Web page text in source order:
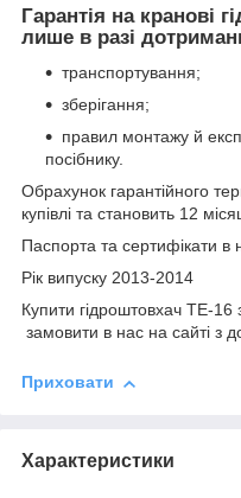
Гарантія на кранові
лише в разі
транспортування;
зберігання;
правил монтажу й
посібнику.
Обрахунок гарантійного
купівлі та становить 12
Паспорта та сертифікати в
Рік випуску 2013-2014
Купити гідроштовхач ТЕ-
замовити в нас на сайті з
Приховати
Характеристики